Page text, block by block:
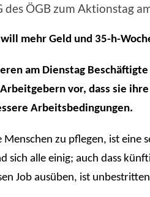
des ÖGB zum Aktionstag
mehr Geld und 35-h-
am Dienstag
vor, dass sie
Arbeitsbedingungen.
Menschen zu pflegen, ist eine
sich alle einig; auch dass
Job ausüben, ist